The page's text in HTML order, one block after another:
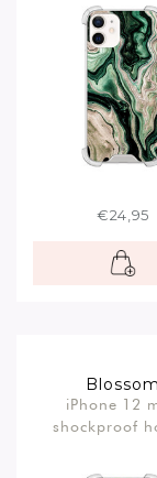
€24,95
Blossom
iPhone 12
shockproof